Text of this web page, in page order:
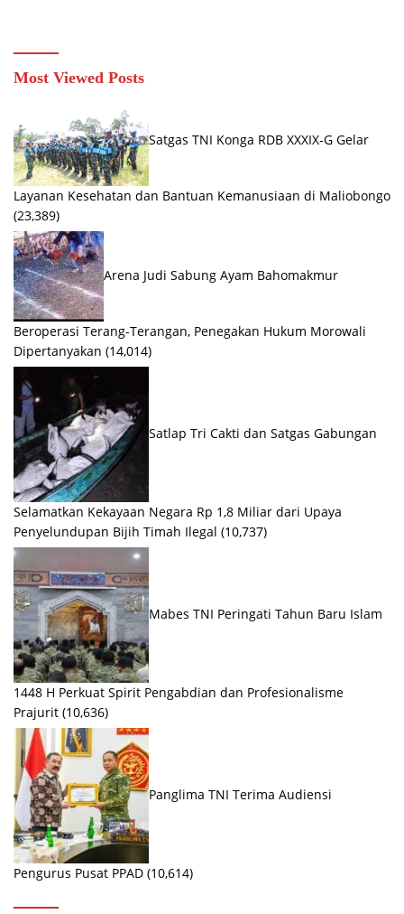
Most Viewed Posts
Satgas TNI Konga RDB XXXIX-G Gelar
Layanan Kesehatan dan Bantuan Kemanusiaan di Maliobongo
(23,389)
Arena Judi Sabung Ayam Bahomakmur
Beroperasi Terang-Terangan, Penegakan Hukum Morowali
Dipertanyakan (14,014)
Satlap Tri Cakti dan Satgas Gabungan
Selamatkan Kekayaan Negara Rp 1,8 Miliar dari Upaya
Penyelundupan Bijih Timah Ilegal (10,737)
Mabes TNI Peringati Tahun Baru Islam
1448 H Perkuat Spirit Pengabdian dan Profesionalisme
Prajurit (10,636)
Panglima TNI Terima Audiensi
Pengurus Pusat PPAD (10,614)